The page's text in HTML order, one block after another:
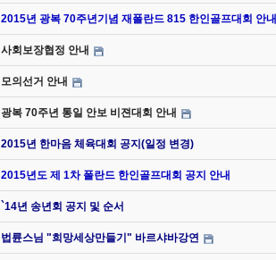
2015년 광복 70주년기념 재폴란드 815 한인골프대회 안내
사회보장협정 안내
모의선거 안내
광복 70주년 통일 안보 비젼대회 안내
2015년 한마음 체육대회 공지(일정 변경)
2015년도 제 1차 폴란드 한인골프대회 공지 안내
`14년 송년회 공지 및 순서
법륜스님 "희망세상만들기" 바르샤바강연